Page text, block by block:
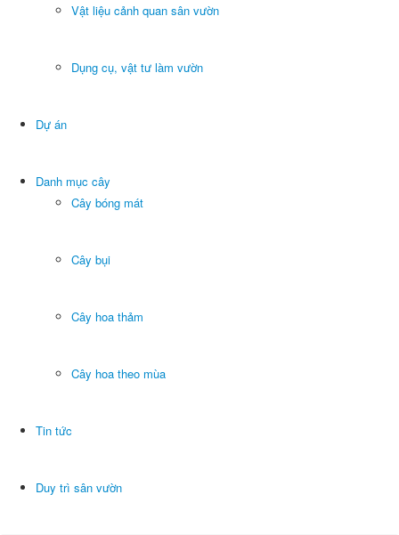
Vật liệu cảnh quan sân vườn
Dụng cụ, vật tư làm vườn
Dự án
Danh mục cây
Cây bóng mát
Cây bụi
Cây hoa thảm
Cây hoa theo mùa
Tin tức
Duy trì sân vườn